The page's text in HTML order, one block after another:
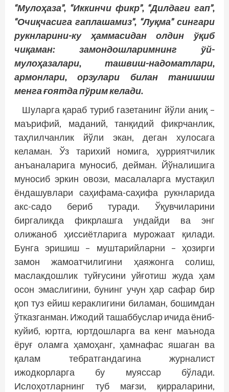
“Мулоҳаза”, “Иккинчи фикр”, “Дилдаги гап”,
“Очиқчасига гаплашамиз”, “Луқма” сингари
рукнларини-ку ҳаммасидан олдин ўқиб
чиқаман: замондошларимнинг ўй-
мулоҳазалари, ташвиш-надоматлари,
армонлари, орзулари билан танишиш
менга ғоятда пўрим келади.
Шуларга қараб туриб газетанинг йўли аниқ –
маърифий, маданий, танқидий фикр­чанлик,
таҳлилчанлик йўли экан, деган хулосага
келаман. Ўз тарихий номига, ҳурриятчилик
анъаналарига муносиб, дейман. Йўналишига
муносиб эркин овози, масалаларга мустақил
ёндашувлари саҳифама-саҳифа рукнларида
акс-садо бериб туради. Ўқувчиларини
биргаликда фикрлашга ундайди ва энг
олижаноб ҳиссиётларига мурожаат қилади.
Бунга эришиш – муштарийларни – ҳозирги
замон жамоатчилигини ҳаяжонга солиш,
маслакдошлик туйғусини уйғотиш жуда ҳам
осон эмаслигини, бунинг учун ҳар сафар бир
қоп туз ейиш кераклигини биламан, бошимдан
ўтказганман. Ижодий ташаббус­лар ичида ёниб-
куйиб, юртга, юртдошларга ва кенг маънода
ёруғ оламга ҳамоҳанг, ҳамнафас яшаган ва
қалам тебратгандагина журналист
ижодкорларга бу муяссар бўлади.
Ислоҳотларнинг туб мағзи, қирраларини,